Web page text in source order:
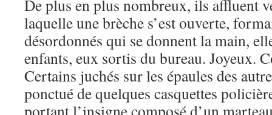
De plus en plus nombreux, ils affluent
laquelle une brèche s’est ouverte,
désordonnés qui se donnent la main,
enfants, eux sortis du bureau. Joyeux.
Certains juchés sur les épaules des
ponctué de quelques casquettes
portant l’insigne composé d’un